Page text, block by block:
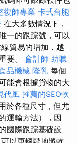
復師專業 卡式台胞
在大多數情況下，
一的跟踪號，可以
貿易的增加，越
要。 會計師 助聽
品機械 隆乳 每個
能會根據貨物的大
代風 推薦的SEO軟
於各種尺寸，但尤
運輸方法），因
國際跟踪基礎設
以更輕鬆地將軟